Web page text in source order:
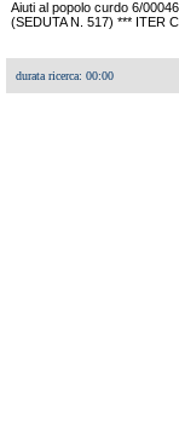
Aiuti al popolo curdo 6/
(SEDUTA N. 517) *** ITER
durata ricerca: 00:00